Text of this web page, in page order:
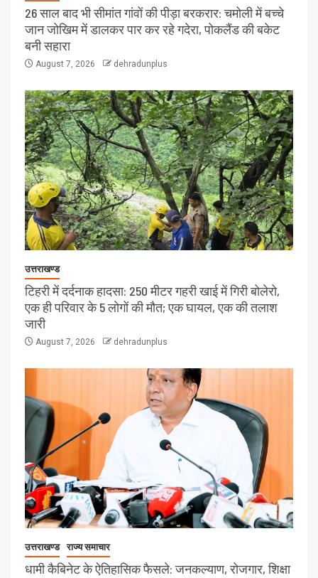
26 साल बाद भी सीमांत गांवों की पीड़ा बरकरार: चमोली में बच्चे
जान जोखिम में डालकर पार कर रहे गदेरा, पोकलैंड की बकेट
बनी सहारा
August 7, 2026 dehradunplus
उत्तराखण्ड
टिहरी में दर्दनाक हादसा: 250 मीटर गहरी खाई में गिरी बोलेरो,
एक ही परिवार के 5 लोगों की मौत; एक घायल, एक की तलाश
जारी
August 7, 2026 dehradunplus
उत्तराखण्ड राज्य समाचार
धामी कैबिनेट के ऐतिहासिक फैसले: जनकल्याण, रोजगार, शिक्षा